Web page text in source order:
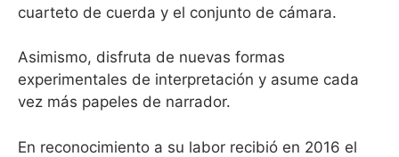
cuarteto de cuerda y el conjunto de cámara.
Asimismo, disfruta de nuevas formas
experimentales de interpretación y asume cada
vez más papeles de narrador.
En reconocimiento a su labor recibió en 2016 el